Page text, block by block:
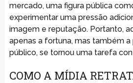
mercado, uma figura pública
experimentar uma pressão
imagem e reputação. Portanto,
apenas a fortuna, mas também
público, se tornou uma tarefa
COMO A MÍDIA